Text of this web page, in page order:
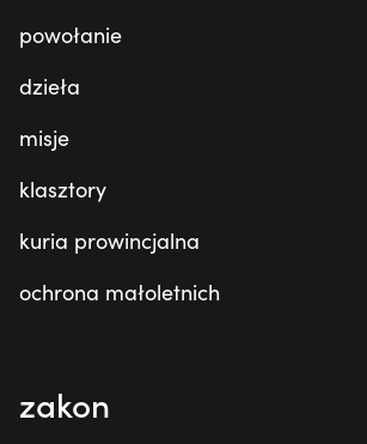
powołanie
dzieła
misje
klasztory
kuria prowincjalna
ochrona małoletnich
zakon